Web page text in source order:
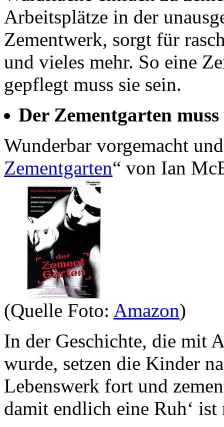
Arbeitsplätze in der
Zementwerk, sorgt für
und vieles mehr. So eine
gepflegt muss sie sein.
Der Zementgarten
Wunderbar vorgemacht
Zementgarten“ von Ian
(Quelle Foto: Amazon)
In der Geschichte, die mit
wurde, setzen die Kinder
Lebenswerk fort und
damit endlich eine Ruh‘